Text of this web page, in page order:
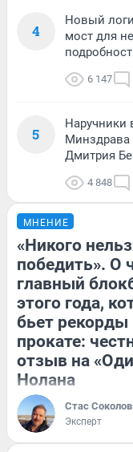
4
Новый
мост для
6 147
5
Наручники
Минздрава
Дмитрия
4 848
МНЕНИЕ
«Никого
победить». О
главный
этого года,
бьет рекорды
прокате:
отзыв на
Нолана
Стас Соколов
Эксперт